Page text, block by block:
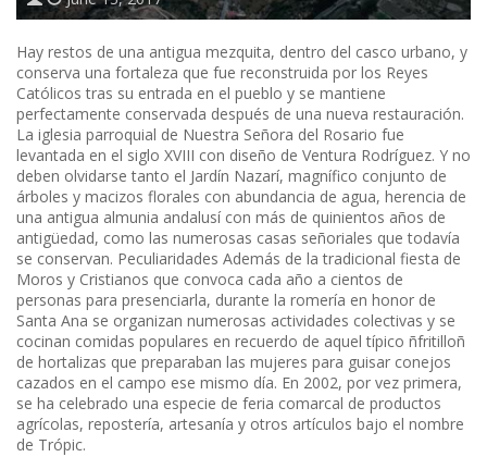
Hay restos de una antigua mezquita, dentro del casco urbano, y
conserva una fortaleza que fue reconstruida por los Reyes
Católicos tras su entrada en el pueblo y se mantiene
perfectamente conservada después de una nueva restauración.
La iglesia parroquial de Nuestra Señora del Rosario fue
levantada en el siglo XVIII con diseño de Ventura Rodríguez. Y no
deben olvidarse tanto el Jardín Nazarí, magnífico conjunto de
árboles y macizos florales con abundancia de agua, herencia de
una antigua almunia andalusí con más de quinientos años de
antigüedad, como las numerosas casas señoriales que todavía
se conservan. Peculiaridades Además de la tradicional fiesta de
Moros y Cristianos que convoca cada año a cientos de
personas para presenciarla, durante la romería en honor de
Santa Ana se organizan numerosas actividades colectivas y se
cocinan comidas populares en recuerdo de aquel típico ñfritilloñ
de hortalizas que preparaban las mujeres para guisar conejos
cazados en el campo ese mismo día. En 2002, por vez primera,
se ha celebrado una especie de feria comarcal de productos
agrícolas, repostería, artesanía y otros artículos bajo el nombre
de Trópic.